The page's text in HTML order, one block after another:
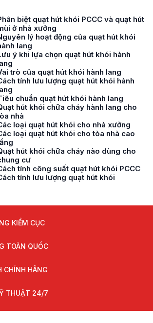
biệt quạt hút khói PCCC và quạt hút
ở nhà xưởng
lý hoạt động của quạt hút khói
lang
ý khi lựa chọn quạt hút khói hành
trò của quạt hút khói hành lang
tính lưu lượng quạt hút khói hành
chuẩn quạt hút khói hành lang
hút khói chữa cháy hành lang cho
nhà
loại quạt hút khói cho nhà xưởng
loại quạt hút khói cho tòa nhà cao
hút khói chữa cháy nào dùng cho
cư
tính công suất quạt hút khói PCCC
tính lưu lượng quạt hút khói
KIỂM CỤC
TOÀN QUỐC
CHÍNH HÃNG
THUẬT 24/7